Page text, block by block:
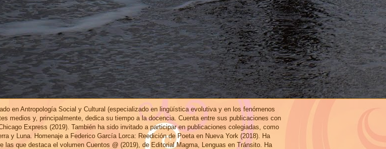
en Antropología Social y Cultural (especializado en lingüística evolutiva y en los fenómenos
medios y, principalmente, dedica su tiempo a la docencia. Cuenta entre sus publicaciones con
Express (2019). También ha sido invitado a participar en publicaciones colegiadas, como
y Luna. Homenaje a Federico García Lorca: Reedición de Poeta en Nueva York (2018). Ha
que destaca el volumen Cuentos @ (2019), de Editorial Magma, Lenguas en Tránsito. Ha